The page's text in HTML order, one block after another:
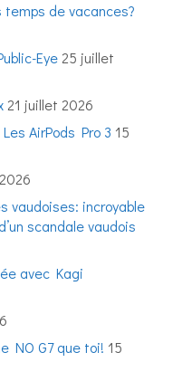
temps de vacances?
Eye 25 juillet
21 juillet 2026
AirPods Pro 3 15
vaudoises: incroyable
scandale vaudois
avec Kagi
NO G7 que toi! 15